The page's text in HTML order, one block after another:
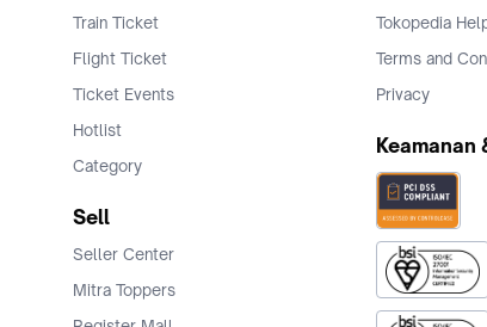
Train Ticket
Flight Ticket
Ticket Events
Hotlist
Category
Sell
Seller Center
Mitra Toppers
Tokopedia
Terms and
Privacy
Keamanan